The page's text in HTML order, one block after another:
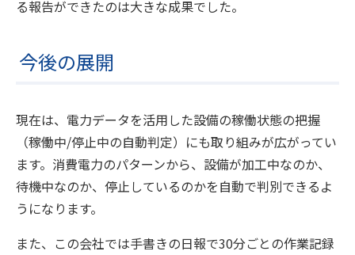
る報告ができたのは大きな成果でした。
今後の展開
現在は、電力データを活用した設備の稼働状態の把握
（稼働中/停止中の自動判定）にも取り組みが広がってい
ます。消費電力のパターンから、設備が加工中なのか、
待機中なのか、停止しているのかを自動で判別できるよ
うになります。
また、この会社では手書きの日報で30分ごとの作業記録